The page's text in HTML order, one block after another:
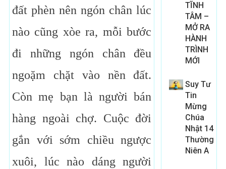
đất phèn nên ngón chân lúc
nào cũng xòe ra, mỗi bước
đi những ngón chân đều
ngoặm chặt vào nền đất.
Còn mẹ bạn là người bán
hàng ngoài chợ. Cuộc đời
gắn với sớm chiều ngược
xuôi, lúc nào dáng người
TĨNH
TÂM –
MỞ RA
HÀNH
TRÌNH
MỚI
Suy Tư
Tin
Mừng
Chúa
Nhật 14
Thường
Niên A